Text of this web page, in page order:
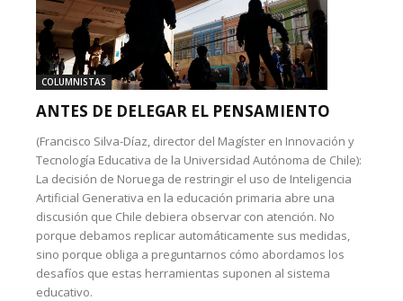
COLUMNISTAS
ANTES DE DELEGAR EL PENSAMIENTO
(Francisco Silva-Díaz, director del Magíster en Innovación y
Tecnología Educativa de la Universidad Autónoma de Chile):
La decisión de Noruega de restringir el uso de Inteligencia
Artificial Generativa en la educación primaria abre una
discusión que Chile debiera observar con atención. No
porque debamos replicar automáticamente sus medidas,
sino porque obliga a preguntarnos cómo abordamos los
desafíos que estas herramientas suponen al sistema
educativo.